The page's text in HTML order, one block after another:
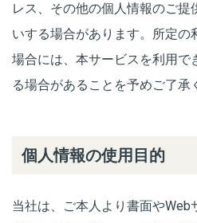
レス、その他の個人情報のご
いする場合があります。所定の
場合には、本サービスを利用で
る場合があることを予めご了承
個人情報の使用目的
当社は、ご本人より書面や